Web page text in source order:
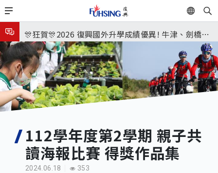
移
至
主
內
容
EN
🎉🎉🎉狂賀! 12望蘇同學榮錄MIT麻省理工學院，本校
連續兩年錄取世界第一學府！
🎊狂賀🎊2026 復興國外升學成績優異! 牛津、劍橋首
次雙星閃耀✨
115年校本部大學榜單再創佳績🎉，32％達醫學系錄
取標準、62%達台大錄取標準。各組合4科60級分9人
🎊
8月3日 分科成績公布
臺北市2026城鎮韌性(防空)演習訂於8月13日(四) 14
時30分至15時實施，全市人、車及各場所均須配合管
制與避難演練，以免受罰。
8月31日 開學日
🎉🎉🎉狂賀! 12望蘇同學榮錄MIT麻省理工學院，本校
連續兩年錄取世界第一學府！
112學年度第2學期 親子共
讀海報比賽 得獎作品集
2024.06.18 353